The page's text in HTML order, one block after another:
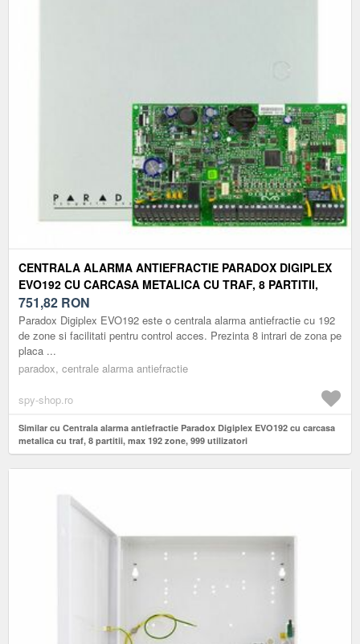
CENTRALA ALARMA ANTIEFRACTIE PARADOX DIGIPLEX
EVO192 CU CARCASA METALICA CU TRAF, 8 PARTITII,
MAX 192 ZONE, 999 UTILIZATORI
751,82 RON
Paradox Digiplex EVO192 este o centrala alarma antiefractie cu 192
de zone si facilitati pentru control acces. Prezinta 8 intrari de zona pe
placa ...
paradox, centrale alarma antiefractie
spy-shop.ro
Similar cu Centrala alarma antiefractie Paradox Digiplex EVO192 cu carcasa
metalica cu traf, 8 partitii, max 192 zone, 999 utilizatori